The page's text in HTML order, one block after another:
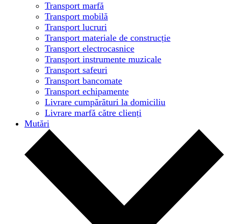
Transport marfă
Transport mobilă
Transport lucruri
Transport materiale de construcție
Transport electrocasnice
Transport instrumente muzicale
Transport safeuri
Transport bancomate
Transport echipamente
Livrare cumpărături la domiciliu
Livrare marfă către clienți
Mutări